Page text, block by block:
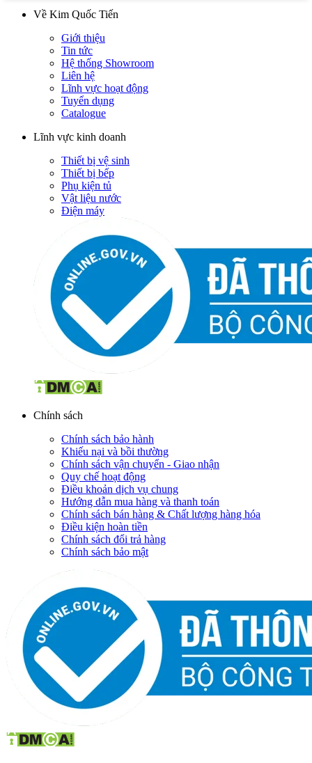
Về Kim Quốc Tiến
Giới thiệu
Tin tức
Hệ thống Showroom
Liên hệ
Lĩnh vực hoạt động
Tuyển dụng
Catalogue
Lĩnh vực kinh doanh
Thiết bị vệ sinh
Thiết bị bếp
Phụ kiện tủ
Vật liệu nước
Điện máy
Chính sách
Chính sách bảo hành
Khiếu nại và bồi thường
Chính sách vận chuyển - Giao nhận
Quy chế hoạt động
Điều khoản dịch vụ chung
Hướng dẫn mua hàng và thanh toán
Chính sách bán hàng & Chất lượng hàng hóa
Điều kiện hoàn tiền
Chính sách đổi trả hàng
Chính sách bảo mật